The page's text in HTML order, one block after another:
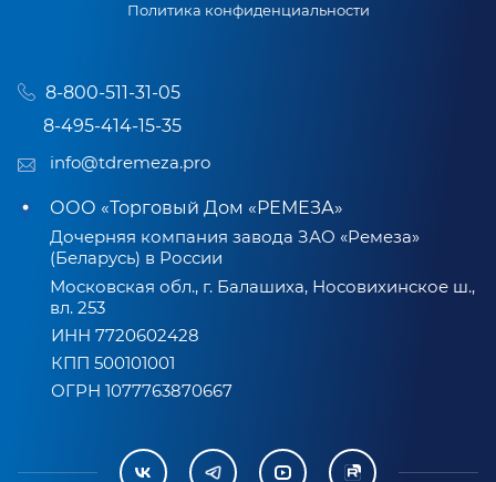
Политика конфиденциальности
8-800-511-31-05
8-495-414-15-35
info@tdremeza.pro
ООО «Торговый Дом «РЕМЕЗА»
Дочерняя компания завода ЗАО «Ремеза»
(Беларусь) в России
Московская обл., г. Балашиха, Носовихинское ш.,
вл. 253
ИНН 7720602428
КПП 500101001
ОГРН 1077763870667